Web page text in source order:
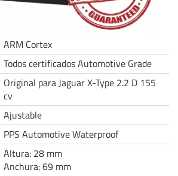
ARM Cortex
Todos certificados Automotive Grade
Original para Jaguar X-Type 2.2 D 155
cv
Ajustable
PPS Automotive Waterproof
Altura: 28 mm
Anchura: 69 mm